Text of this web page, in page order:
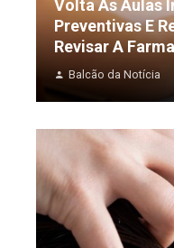
Volta Às Aulas
Preventivas E
Revisar A
Balcão da Notícia